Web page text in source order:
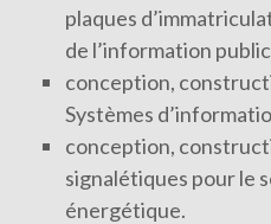
plaques
de l’information
conception,
Systèmes
conception,
signalétiques pour le
énergétique.